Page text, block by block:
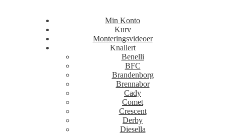
Min Konto
Kurv
Monteringsvideoer
Knallert
Benelli
BFC
Brandenborg
Brennabor
Cady
Comet
Crescent
Derby
Diesella